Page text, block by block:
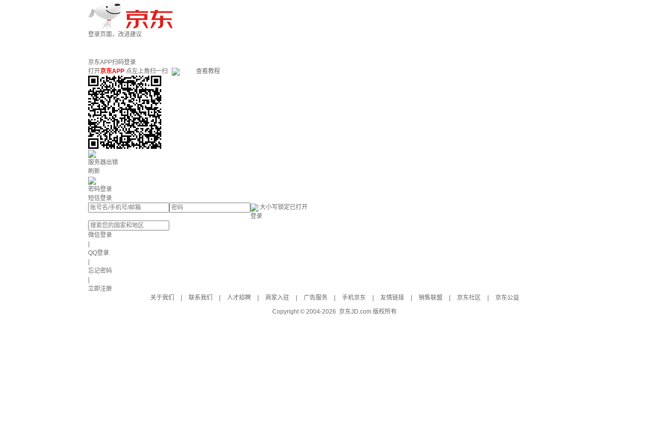
登录页面，改进建议
京东APP扫码登录
打开京东APP 点左上角扫一扫 查看教程
服务器出错
刷新
密码登录
短信登录
大小写锁定已打开
登录
微信登录
QQ登录
忘记密码
立即注册
关于我们
联系我们 人才招聘 商家入驻 广告服务 手机京东 友情链接 销售联盟 京东社区
京东公益
Copyright © 2004-2026 京东JD.com 版权所有